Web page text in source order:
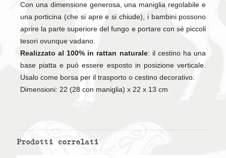
Con una dimensione generosa, una maniglia regolabile e
una porticina (che si apre e si chiude), i bambini possono
aprire la parte superiore del fungo e portare con sé piccoli
tesori ovunque vadano.
Realizzato al 100% in rattan naturale: il cestino ha una
base piatta e può essere esposto in posizione verticale.
Usalo come borsa per il trasporto o cestino decorativo.
Dimensioni: 22 (28 con maniglia) x 22 x 13 cm
Prodotti correlati